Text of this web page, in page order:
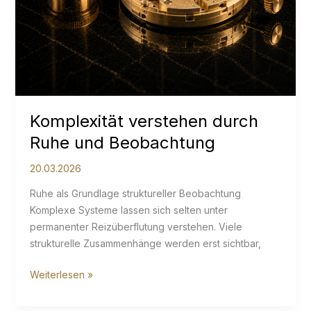
Komplexität verstehen durch
Ruhe und Beobachtung
20.03.2026
Ruhe als Grundlage struktureller Beobachtung
Komplexe Systeme lassen sich selten unter
permanenter Reizüberflutung verstehen. Viele
strukturelle Zusammenhänge werden erst sichtbar,
Komplexität
Weiterlesen »